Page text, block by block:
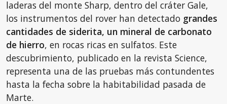
laderas del monte Sharp, dentro del cráter Gale,
los instrumentos del rover han detectado grandes
cantidades de siderita, un mineral de carbonato
de hierro, en rocas ricas en sulfatos. Este
descubrimiento, publicado en la revista Science,
representa una de las pruebas más contundentes
hasta la fecha sobre la habitabilidad pasada de
Marte.